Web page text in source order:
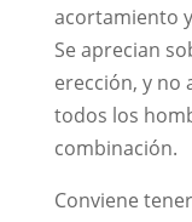
acortamiento
Se aprecian
erección, y no
todos los
combinación.
Conviene